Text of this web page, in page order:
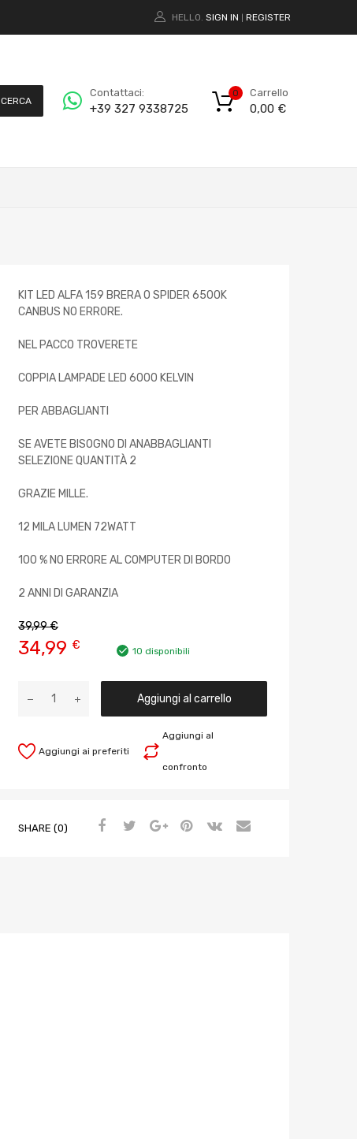
HELLO. SIGN IN REGISTER
CERCA
Contattaci:
+39 327 9338725
Carrello
0,00 €
0
KIT LED ALFA 159 BRERA O SPIDER 6500K
CANBUS NO ERRORE.
NEL PACCO TROVERETE
COPPIA LAMPADE LED 6000 KELVIN
PER ABBAGLIANTI
SE AVETE BISOGNO DI ANABBAGLIANTI
SELEZIONE QUANTITÀ 2
GRAZIE MILLE.
12 MILA LUMEN 72WATT
100 % NO ERRORE AL COMPUTER DI BORDO
2 ANNI DI GARANZIA
39,99€
34,99 € 10 disponibili
Aggiungi al carrello
Aggiungi al
confronto
Aggiungi ai preferiti
SHARE (0)